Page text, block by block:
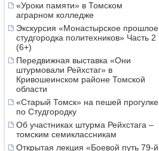
«Уроки памяти» в Томском
аграрном колледже
Экскурсия «Монастырское прошлое
студгородка политехников» Часть 2
(6+)
Передвижная выставка «Они
штурмовали Рейхстаг» в
Кривошеинском районе Томской
области
«Старый Томск» на пешей прогулке
по Студгородку
Об участниках штурма Рейхстага –
томским семиклассникам
Открытая лекция «Боевой путь 79-й